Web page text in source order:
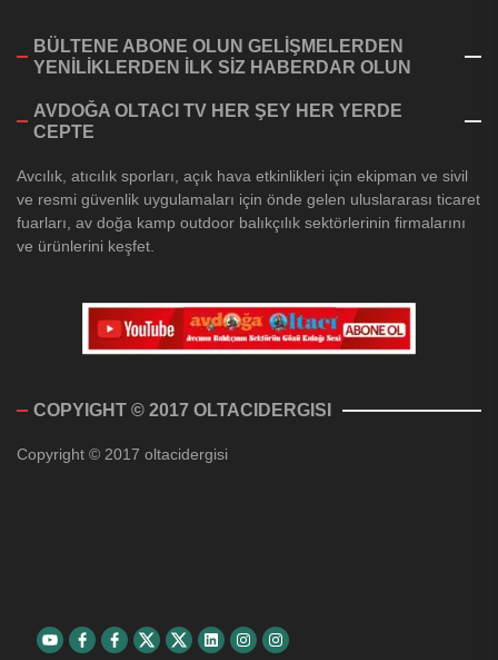
BÜLTENE ABONE OLUN GELİŞMELERDEN
YENİLİKLERDEN İLK SİZ HABERDAR OLUN
AVDOĞA OLTACI TV HER ŞEY HER YERDE
CEPTE
Avcılık, atıcılık sporları, açık hava etkinlikleri için ekipman ve sivil
ve resmi güvenlik uygulamaları için önde gelen uluslararası ticaret
fuarları, av doğa kamp outdoor balıkçılık sektörlerinin firmalarını
ve ürünlerini keşfet.
COPYIGHT © 2017 OLTACIDERGISI
Copyright © 2017 oltacidergisi
YoutubeFacebook
Facebook
TwitterTwitterLinkedinInstagramInstagram